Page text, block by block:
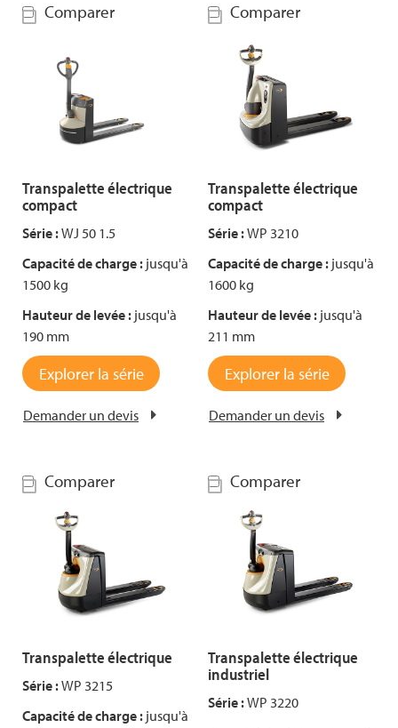
Comparer
Transpalette électrique
compact
Série :WJ 50 1.5
Capacité de charge : jusqu'à
1500 kg
Hauteur de levée : jusqu'à
190 mm
Explorer la série
Demander un devis
Comparer
Transpalette électrique
compact
Série :WP 3210
Capacité de charge : jusqu'à
1600 kg
Hauteur de levée : jusqu'à
211 mm
Explorer la série
Demander un devis
Comparer
Transpalette électrique
Série :WP 3215
Capacité de charge : jusqu'à
Comparer
Transpalette électrique
industriel
Série :WP 3220